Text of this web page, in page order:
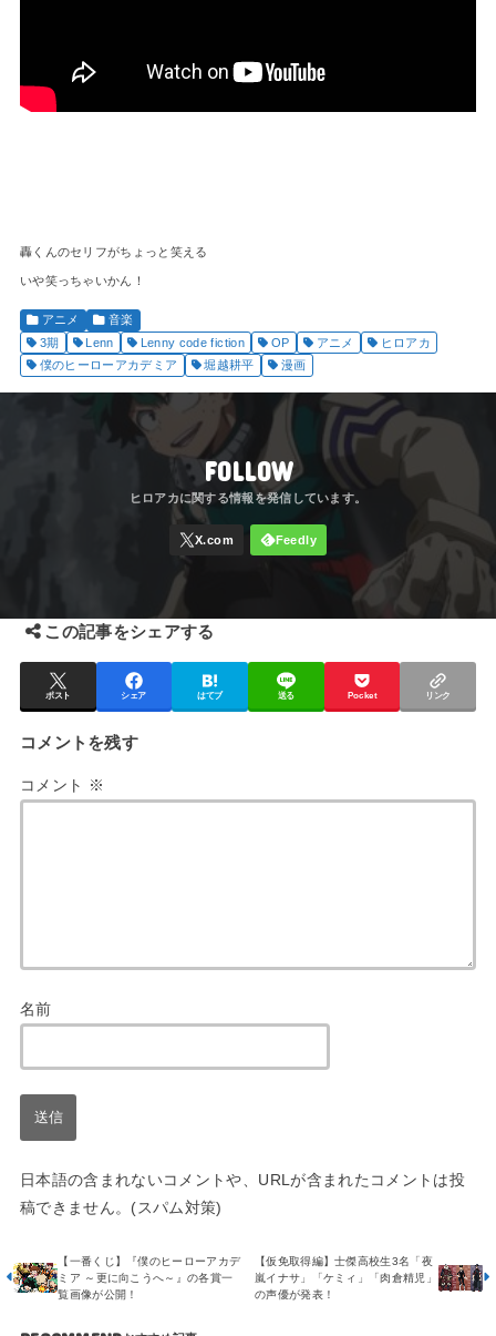
轟くんのセリフがちょっと笑える
いや笑っちゃいかん！
アニメ
音楽
3期
Lenn Lenny code fiction OP アニメ
ヒロアカ
僕のヒーローアカデミア
堀越耕平 漫画
FOLLOW
この記事をシェアする
ポスト シェア はてブ 送る Pocket リンク
コメントを残す
コメント ※
名前
日本語の含まれないコメントや、URLが含まれたコメントは投
稿できません。(スパム対策)
【仮免取得編】士傑高校生3名「夜
嵐イナサ」「ケミィ」「肉倉精児」
の声優が発表！
【一番くじ】『僕のヒーローアカデ
ミア ～更に向こうへ～』の各賞一
覧画像が公開！